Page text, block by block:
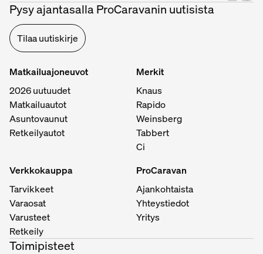
Pysy ajantasalla ProCaravanin uutisista
Tilaa uutiskirje
Matkailuajoneuvot
2026 uutuudet
Matkailuautot
Asuntovaunut
Retkeilyautot
Merkit
Knaus
Rapido
Weinsberg
Tabbert
Ci
Verkkokauppa
Tarvikkeet
Varaosat
Varusteet
Retkeily
ProCaravan
Ajankohtaista
Yhteystiedot
Yritys
Toimipisteet